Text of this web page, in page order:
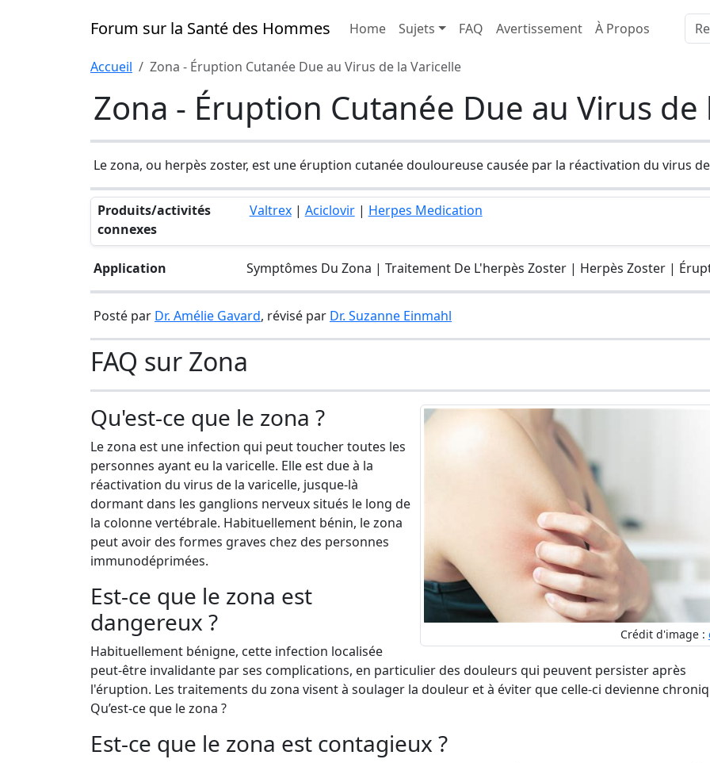
Forum sur la Santé des Hommes Home Sujets FAQ Avertissement À Propos
Accueil Zona - Éruption Cutanée Due au Virus de la Varicelle
Zona - Éruption Cutanée Due au Virus de
Le zona, ou herpès zoster, est une éruption cutanée douloureuse causée par la réactivation du virus
Produits/activités
connexes
Valtrex| Aciclovir| Herpes Medication
Application Symptômes Du Zona | Traitement De L'herpès Zoster | Herpès Zoster |
Posté par Dr. Amélie Gavard, révisé par Dr. Suzanne Einmahl
FAQ sur Zona
Crédit d'image :
Qu'est-ce que le zona ?
Le zona est une infection qui peut toucher toutes les
personnes ayant eu la varicelle. Elle est due à la
réactivation du virus de la varicelle, jusque-là
dormant dans les ganglions nerveux situés le long de
la colonne vertébrale. Habituellement bénin, le zona
peut avoir des formes graves chez des personnes
immunodéprimées.
Est-ce que le zona est
dangereux ?
Habituellement bénigne, cette infection localisée
peut-être invalidante par ses complications, en particulier des douleurs qui peuvent persister après
l'éruption. Les traitements du zona visent à soulager la douleur et à éviter que celle-ci devienne
Qu’est-ce que le zona ?
Est-ce que le zona est contagieux ?